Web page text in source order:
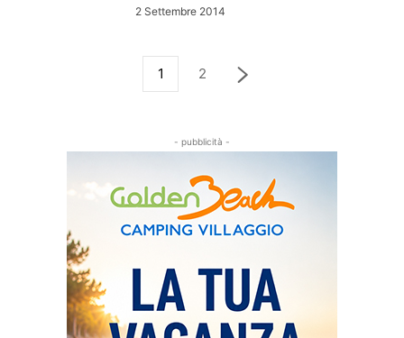
2 Settembre 2014
1 2
- pubblicità -